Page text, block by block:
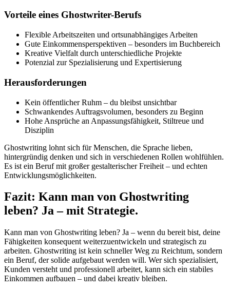
Vorteile eines Ghostwriter-Berufs
Flexible Arbeitszeiten und ortsunabhängiges Arbeiten
Gute Einkommensperspektiven – besonders im Buchbereich
Kreative Vielfalt durch unterschiedliche Projekte
Potenzial zur Spezialisierung und Expertisierung
Herausforderungen
Kein öffentlicher Ruhm – du bleibst unsichtbar
Schwankendes Auftragsvolumen, besonders zu Beginn
Hohe Ansprüche an Anpassungsfähigkeit, Stiltreue und
Disziplin
Ghostwriting lohnt sich für Menschen, die Sprache lieben,
hintergründig denken und sich in verschiedenen Rollen wohlfühlen.
Es ist ein Beruf mit großer gestalterischer Freiheit – und echten
Entwicklungsmöglichkeiten.
Fazit: Kann man von Ghostwriting
leben? Ja – mit Strategie.
Kann man von Ghostwriting leben? Ja – wenn du bereit bist, deine
Fähigkeiten konsequent weiterzuentwickeln und strategisch zu
arbeiten. Ghostwriting ist kein schneller Weg zu Reichtum, sondern
ein Beruf, der solide aufgebaut werden will. Wer sich spezialisiert,
Kunden versteht und professionell arbeitet, kann sich ein stabiles
Einkommen aufbauen – und dabei kreativ bleiben.